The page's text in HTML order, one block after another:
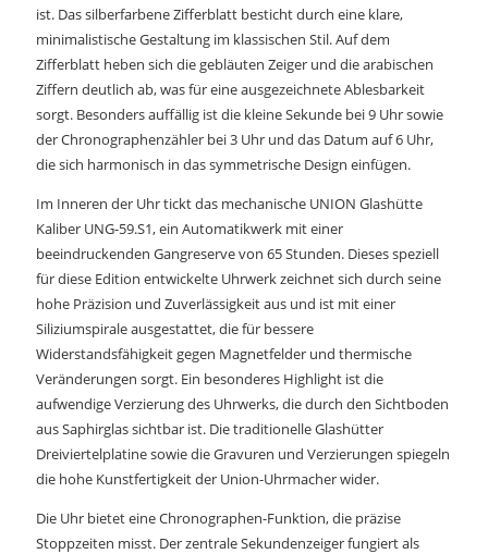
ist. Das silberfarbene Zifferblatt besticht durch eine klare,
minimalistische Gestaltung im klassischen Stil. Auf dem
Zifferblatt heben sich die gebläuten Zeiger und die arabischen
Ziffern deutlich ab, was für eine ausgezeichnete Ablesbarkeit
sorgt. Besonders auffällig ist die kleine Sekunde bei 9 Uhr sowie
der Chronographenzähler bei 3 Uhr und das Datum auf 6 Uhr,
die sich harmonisch in das symmetrische Design einfügen.
Im Inneren der Uhr tickt das mechanische UNION Glashütte
Kaliber UNG-59.S1, ein Automatikwerk mit einer
beeindruckenden Gangreserve von 65 Stunden. Dieses speziell
für diese Edition entwickelte Uhrwerk zeichnet sich durch seine
hohe Präzision und Zuverlässigkeit aus und ist mit einer
Siliziumspirale ausgestattet, die für bessere
Widerstandsfähigkeit gegen Magnetfelder und thermische
Veränderungen sorgt. Ein besonderes Highlight ist die
aufwendige Verzierung des Uhrwerks, die durch den Sichtboden
aus Saphirglas sichtbar ist. Die traditionelle Glashütter
Dreiviertelplatine sowie die Gravuren und Verzierungen spiegeln
die hohe Kunstfertigkeit der Union-Uhrmacher wider.
Die Uhr bietet eine Chronographen-Funktion, die präzise
Stoppzeiten misst. Der zentrale Sekundenzeiger fungiert als